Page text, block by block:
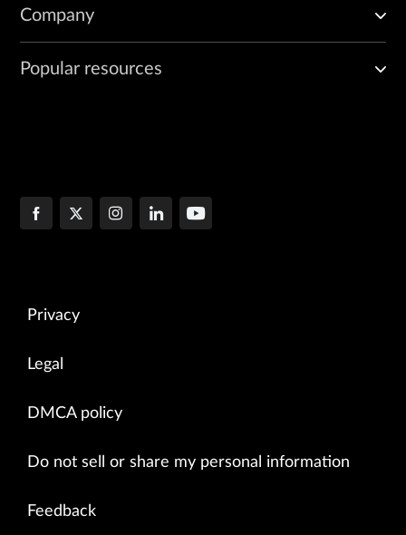
Company
Popular resources
Privacy
Legal
DMCA policy
Do not sell or share my personal information
Feedback